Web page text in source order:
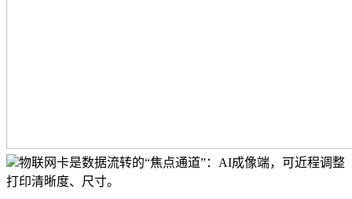
物联网卡是数据流转的“焦点通道”：AI成像端，可近程调整
打印清晰度、尺寸。